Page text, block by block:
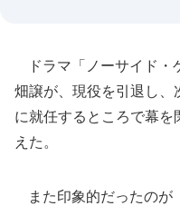
ドラマ「ノーサイド・
畑譲が、現役を引退し、
に就任するところで幕
えた。
また印象的だったのが